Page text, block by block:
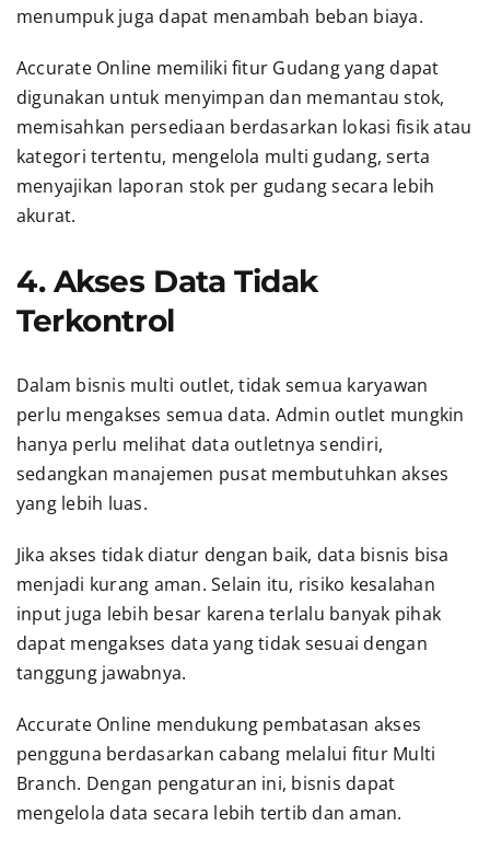
menumpuk juga dapat menambah beban biaya.
Accurate Online memiliki fitur Gudang yang dapat
digunakan untuk menyimpan dan memantau stok,
memisahkan persediaan berdasarkan lokasi fisik atau
kategori tertentu, mengelola multi gudang, serta
menyajikan laporan stok per gudang secara lebih
akurat.
4. Akses Data Tidak
Terkontrol
Dalam bisnis multi outlet, tidak semua karyawan
perlu mengakses semua data. Admin outlet mungkin
hanya perlu melihat data outletnya sendiri,
sedangkan manajemen pusat membutuhkan akses
yang lebih luas.
Jika akses tidak diatur dengan baik, data bisnis bisa
menjadi kurang aman. Selain itu, risiko kesalahan
input juga lebih besar karena terlalu banyak pihak
dapat mengakses data yang tidak sesuai dengan
tanggung jawabnya.
Accurate Online mendukung pembatasan akses
pengguna berdasarkan cabang melalui fitur Multi
Branch. Dengan pengaturan ini, bisnis dapat
mengelola data secara lebih tertib dan aman.